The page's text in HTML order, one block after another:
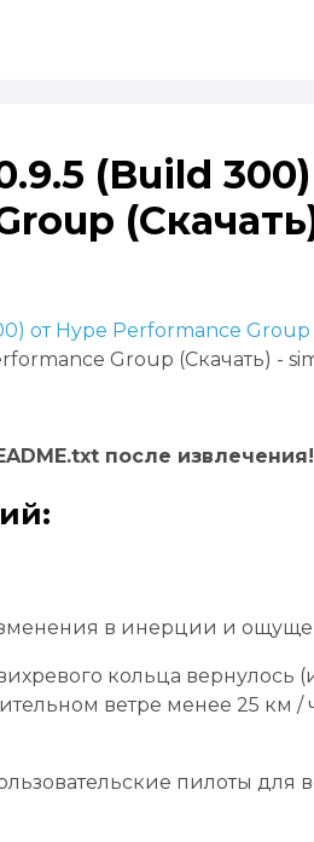
(Build
Group (Скачать) -
после извлечения!
в инерции и
кольца вернулось
ветре менее 25 км /
пилоты для